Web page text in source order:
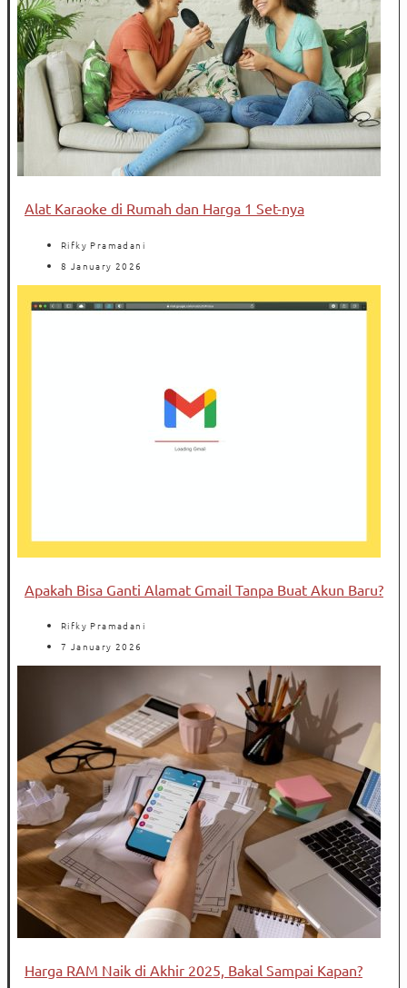
Alat Karaoke di Rumah dan Harga 1 Set-nya
Rifky Pramadani
8 January 2026
Apakah Bisa Ganti Alamat Gmail Tanpa Buat Akun Baru?
Rifky Pramadani
7 January 2026
Harga RAM Naik di Akhir 2025, Bakal Sampai Kapan?